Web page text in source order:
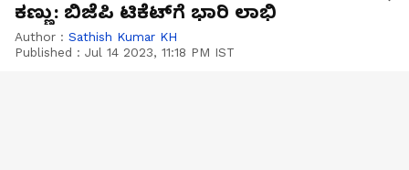
ಕಣ್ಣು: ಬಿಜೆಪಿ ಟಿಕೆಟ್‌ಗೆ ಭಾರಿ ಲಾಭಿ
Author : Sathish Kumar KH
Published : Jul 14 2023, 11:18 PM IST